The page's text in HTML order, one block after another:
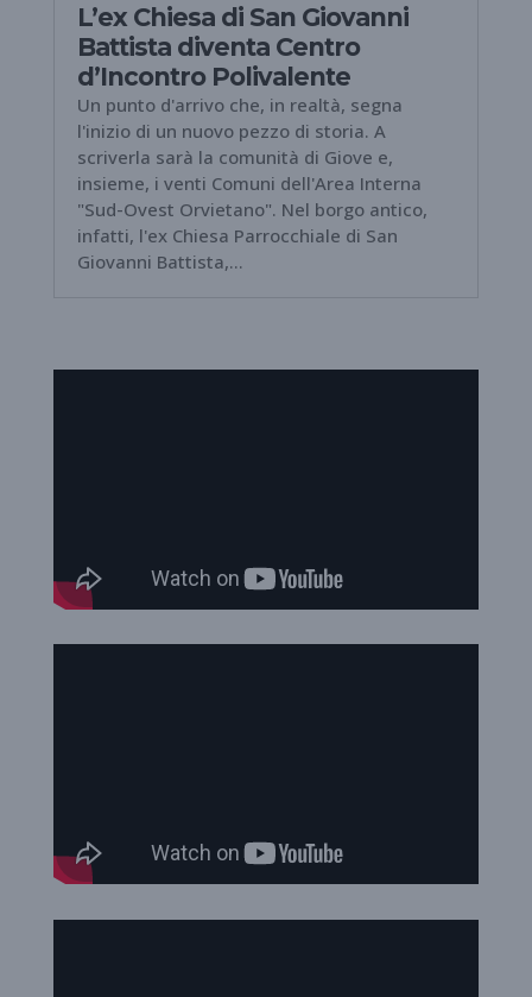
L’ex Chiesa di San Giovanni
Battista diventa Centro
d’Incontro Polivalente
Un punto d'arrivo che, in realtà, segna
l'inizio di un nuovo pezzo di storia. A
scriverla sarà la comunità di Giove e,
insieme, i venti Comuni dell'Area Interna
"Sud-Ovest Orvietano". Nel borgo antico,
infatti, l'ex Chiesa Parrocchiale di San
Giovanni Battista,...